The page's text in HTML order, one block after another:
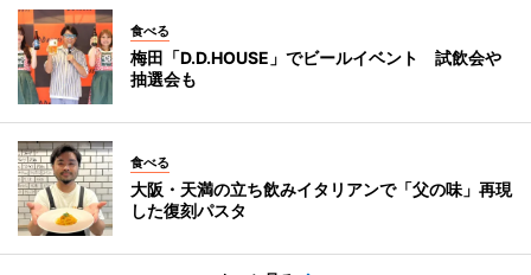
食べる
梅田「D.D.HOUSE」でビールイベント 試飲会や
抽選会も
食べる
大阪・天満の立ち飲みイタリアンで「父の味」再現
した復刻パスタ